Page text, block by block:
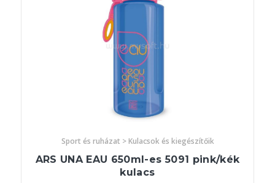
Sport és ruházat > Kulacsok és kiegészítőik
ARS UNA EAU 650ml-es 5091 pink/kék
kulacs